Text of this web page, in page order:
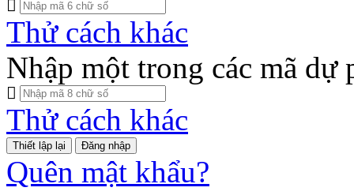
Thử cách khác
Nhập một trong các mã dự
Thử cách khác
Đăng nhập
Quên mật khẩu?